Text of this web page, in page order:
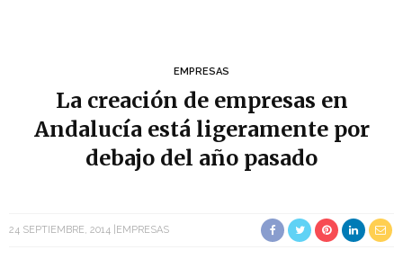
EMPRESAS
La creación de empresas en
Andalucía está ligeramente por
debajo del año pasado
24 SEPTIEMBRE, 2014 EMPRESAS